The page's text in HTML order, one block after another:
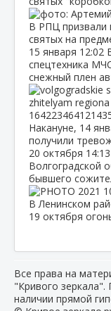
В РПЦ призвали
святых на
15 января 12:02
спецтехника
снежный плен
Накануне, 14
получили
20 октября 14:13
Волгоградской
бывшего
В Ленинском
19 октября
Все права на
"Кривого зеркала".
наличии прямой